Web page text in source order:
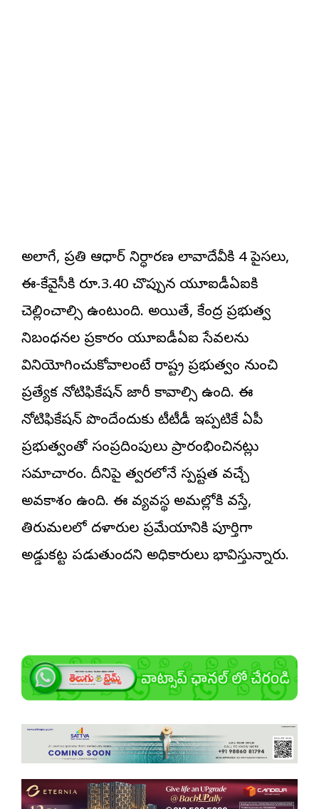
అలాగే, ప్రతి ఆధార్ నిర్ధారణ లావాదేవీకి 4 పైసలు,
ఈ-కేవైసీకి రూ.3.40 చొప్పున యూఐడీఏఐకి
చెల్లించాల్సి ఉంటుంది. అయితే, కేంద్ర ప్రభుత్వ
నిబంధనల ప్రకారం యూఐడీఏఐ సేవలను
వినియోగించుకోవాలంటే రాష్ట్ర ప్రభుత్వం నుంచి
ప్రత్యేక నోటిఫికేషన్ జారీ కావాల్సి ఉంది. ఈ
నోటిఫికేషన్ పొందేందుకు టీటీడీ ఇప్పటికే ఏపీ
ప్రభుత్వంతో సంప్రదింపులు ప్రారంభించినట్లు
సమాచారం. దీనిపై త్వరలోనే స్పష్టత వచ్చే
అవకాశం ఉంది. ఈ వ్యవస్థ అమల్లోకి వస్తే,
తిరుమలలో దళారుల ప్రమేయానికి పూర్తిగా
అడ్డుకట్ట పడుతుందని అధికారులు భావిస్తున్నారు.